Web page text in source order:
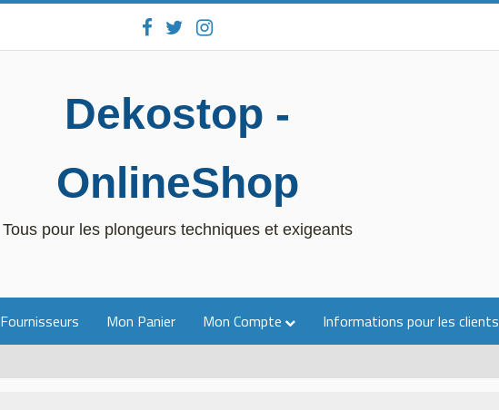
Dekostop -
OnlineShop
Tous pour les plongeurs techniques et exigeants
Fournisseurs Mon Panier Mon Compte Informations pour les clients